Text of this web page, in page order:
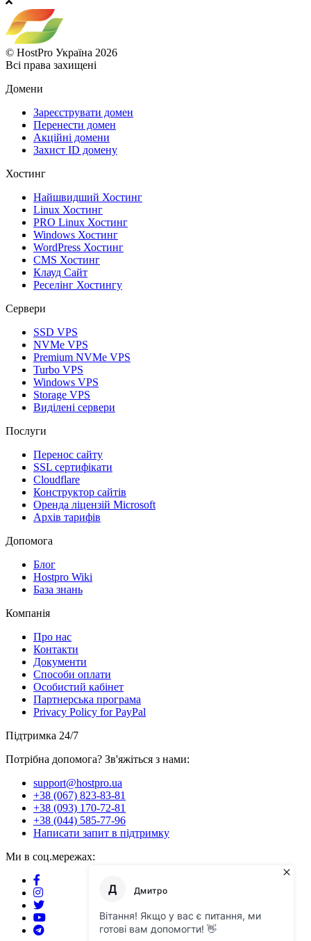
© HostPro Україна 2026
Всі права захищені
Домени
Зареєструвати домен
Перенести домен
Акційні домени
Захист ID домену
Хостинг
Найшвидший Хостинг
Linux Хостинг
PRO Linux Хостинг
Windows Хостинг
WordPress Хостинг
CMS Хостинг
Клауд Сайт
Реселінг Хостингу
Сервери
SSD VPS
NVMe VPS
Premium NVMe VPS
Turbo VPS
Windows VPS
Storage VPS
Виділені сервери
Послуги
Перенос сайту
SSL сертифікати
Clоudflare
Конструктор сайтів
Оренда ліцензій Microsoft
Архів тарифів
Допомога
Блог
Hostpro Wiki
База знань
Компанія
Про нас
Контакти
Документи
Способи оплати
Особистий кабінет
Партнерська програма
Privacy Policy for PayPal
Підтримка 24/7
Потрібна допомога? Зв'яжіться з нами:
support@hostpro.ua
+38 (067) 823-83-81
+38 (093) 170-72-81
+38 (044) 585-77-96
Написати запит в підтримку
Ми в соц.мережах: